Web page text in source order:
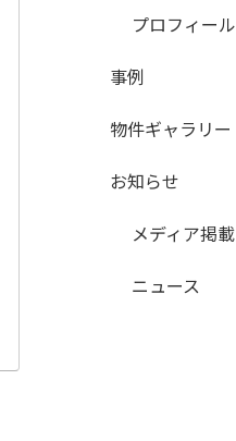
プロフィール
事例
物件ギャラリー
お知らせ
メディア掲載
ニュース